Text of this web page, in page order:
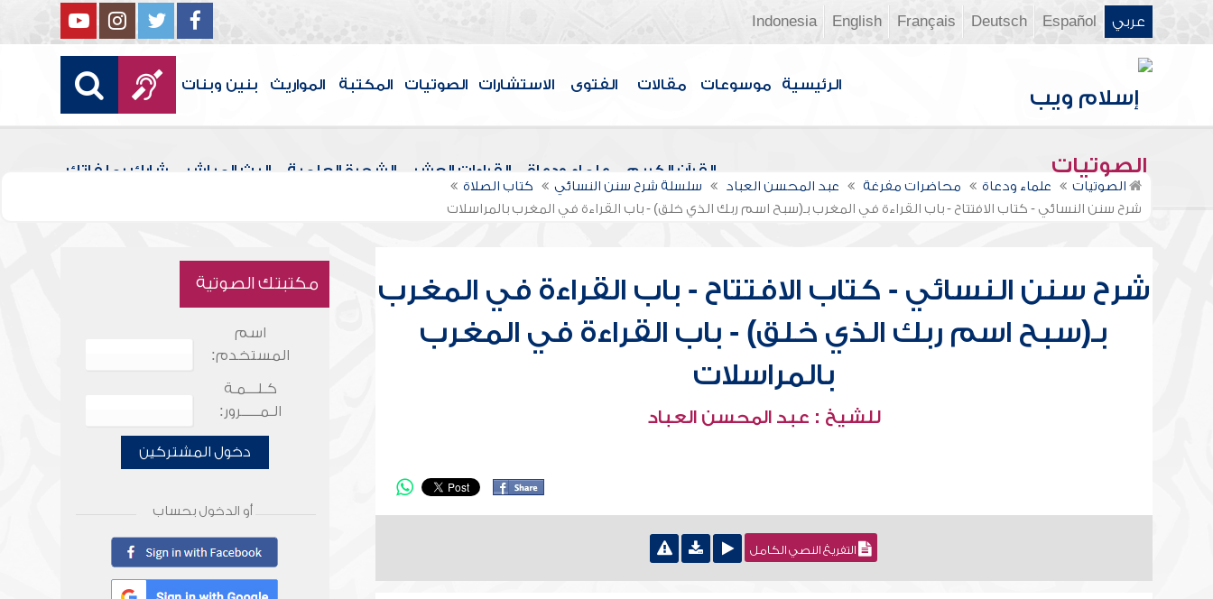
عربي Español
Deutsch
Français
English
Indonesia
الرئيسية موسوعات مقالات الفتوى الاستشارات الصوتيات المكتبة المواريث بنين وبنات
الصوتيات القرآن الكريم علماء ودعاة القراءات العشر الشجرة العلمية البث المباشر شارك بملفاتك
الصوتيات علماء ودعاة محاضرات مفرغة عبد المحسن العباد سلسلة شرح سنن النسائي
كتاب الصلاة
شرح سنن النسائي - كتاب الافتتاح - باب القراءة في المغرب بـ(سبح اسم ربك الذي خلق) - باب القراءة في المغرب بالمراسلات
شرح سنن النسائي - كتاب الافتتاح - باب القراءة في المغرب
بـ(سبح اسم ربك الذي خلق) - باب القراءة في المغرب
بالمراسلات
للشيخ : عبد المحسن العباد
التفريغ النصي الكامل
مكتبتك الصوتية
اسم
المستخدم:
كـلـــمـة
الـمـــــرور:
دخول المشتركين
أو الدخول بحساب